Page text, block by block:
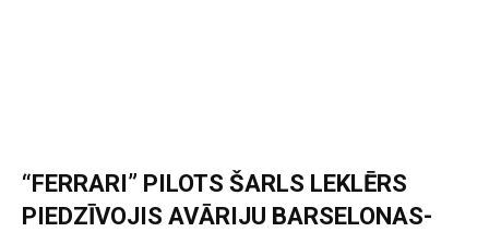
“FERRARI” PILOTS ŠARLS LEKLĒRS
PIEDZĪVOJIS AVĀRIJU BARSELONAS-